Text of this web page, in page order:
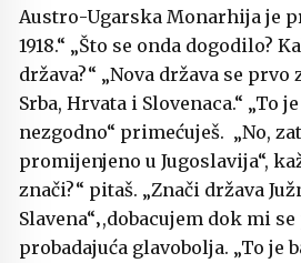
Austro-Ugarska Monarhija je
1918.“ „Što se onda dogodilo?
država?“ „Nova država se
Srba, Hrvata i Slovenaca.“ „To
nezgodno“ primećuješ. „No,
promijenjeno u Jugoslavija“,
znači?“ pitaš. „Znači država
Slavena“‚,dobacujem dok mi
probadajuća glavobolja. „To je